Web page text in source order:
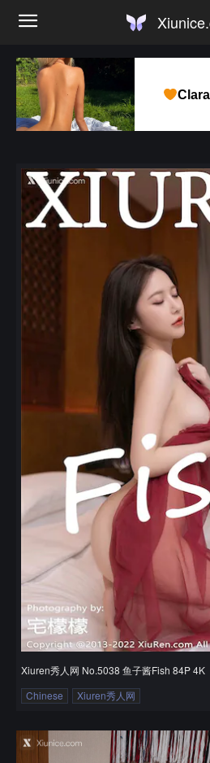
Xiuren秀人网 No.5038 鱼子酱Fish 84P 4K
Chinese
Xiuren秀人网